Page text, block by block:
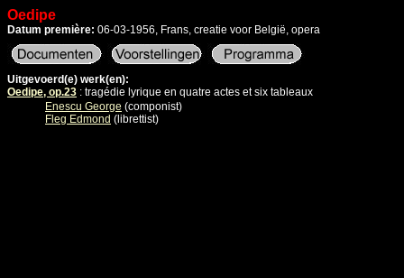
Oedipe
Datum première: 06-03-1956, Frans, creatie voor België, opera
Uitgevoerd(e) werk(en):
Oedipe, op.23 : tragédie lyrique en quatre actes et six tableaux
Enescu George (componist)
Fleg Edmond (librettist)